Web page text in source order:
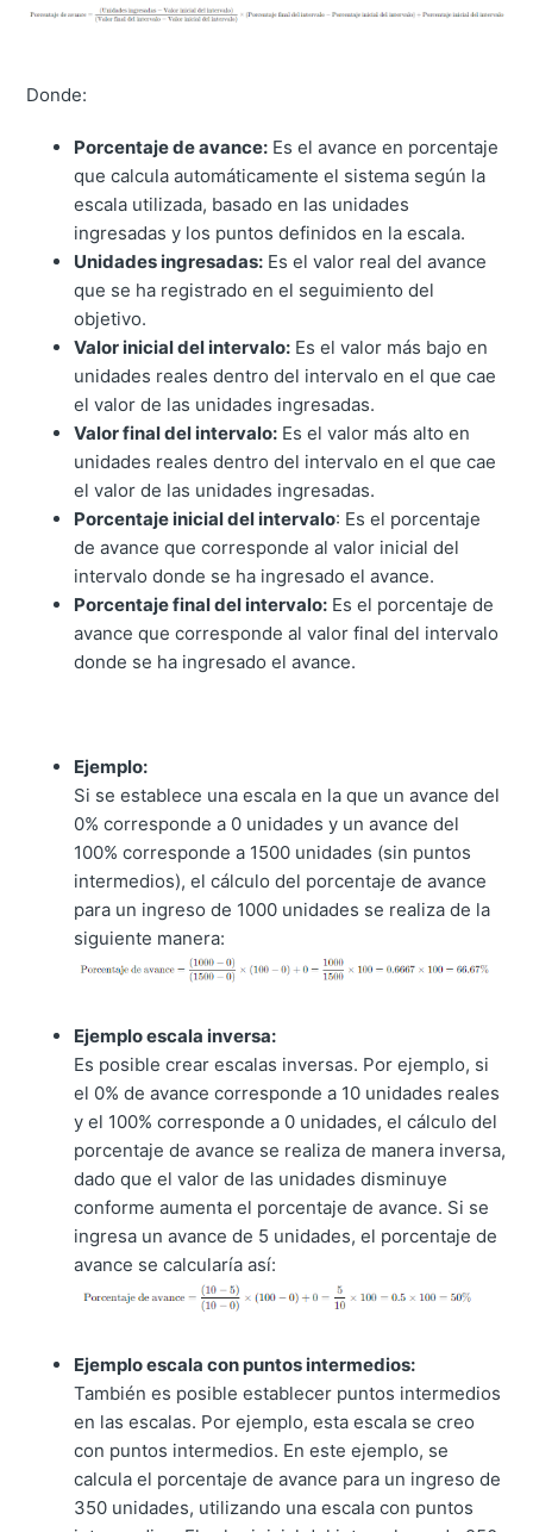
Donde:
Porcentaje de avance: Es el avance en porcentaje
que calcula automáticamente el sistema según la
escala utilizada, basado en las unidades
ingresadas y los puntos definidos en la escala.
Unidades ingresadas: Es el valor real del avance
que se ha registrado en el seguimiento del
objetivo.
Valor inicial del intervalo: Es el valor más bajo en
unidades reales dentro del intervalo en el que cae
el valor de las unidades ingresadas.
Valor final del intervalo: Es el valor más alto en
unidades reales dentro del intervalo en el que cae
el valor de las unidades ingresadas.
Porcentaje inicial del intervalo: Es el porcentaje
de avance que corresponde al valor inicial del
intervalo donde se ha ingresado el avance.
Porcentaje final del intervalo: Es el porcentaje de
avance que corresponde al valor final del intervalo
donde se ha ingresado el avance.
Ejemplo:
Si se establece una escala en la que un avance del
0% corresponde a 0 unidades y un avance del
100% corresponde a 1500 unidades (sin puntos
intermedios), el cálculo del porcentaje de avance
para un ingreso de 1000 unidades se realiza de la
siguiente manera:
Ejemplo escala inversa:
Es posible crear escalas inversas. Por ejemplo, si
el 0% de avance corresponde a 10 unidades reales
y el 100% corresponde a 0 unidades, el cálculo del
porcentaje de avance se realiza de manera inversa,
dado que el valor de las unidades disminuye
conforme aumenta el porcentaje de avance. Si se
ingresa un avance de 5 unidades, el porcentaje de
avance se calcularía así:
Ejemplo escala con puntos intermedios:
También es posible establecer puntos intermedios
en las escalas. Por ejemplo, esta escala se creo
con puntos intermedios. En este ejemplo, se
calcula el porcentaje de avance para un ingreso de
350 unidades, utilizando una escala con puntos